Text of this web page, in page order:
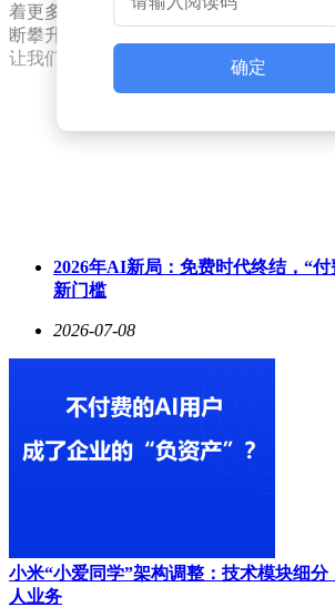
着更多细节的逐步揭晓，消费者对于这款
断攀升。华为能否凭借Pura 90系列在国际
让我们拭目以待。
确定
2026年AI新局：免费时代终结，“
新门槛
2026-07-08
小米“小爱同学”架构调整：技术模块细
人业务